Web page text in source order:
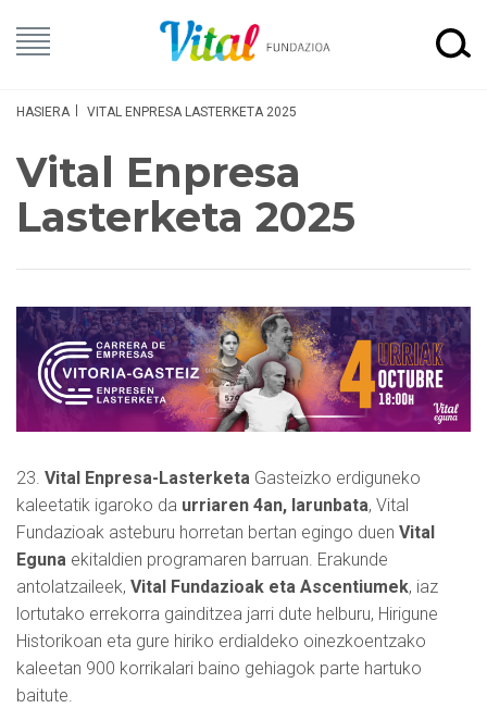
HASIERA VITAL ENPRESA LASTERKETA 2025
Vital Enpresa
Lasterketa 2025
23. Vital Enpresa-Lasterketa Gasteizko erdiguneko
kaleetatik igaroko da urriaren 4an, larunbata, Vital
Fundazioak asteburu horretan bertan egingo duen Vital
Eguna ekitaldien programaren barruan. Erakunde
antolatzaileek, Vital Fundazioak eta Ascentiumek, iaz
lortutako errekorra gainditzea jarri dute helburu, Hirigune
Historikoan eta gure hiriko erdialdeko oinezkoentzako
kaleetan 900 korrikalari baino gehiagok parte hartuko
baitute.